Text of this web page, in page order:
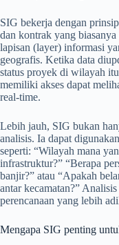
SIG bekerja dengan
dan kontrak yang
lapisan (layer) informasi
geografis. Ketika data
status proyek di wilayah
memiliki akses dapat
real-time.
Lebih jauh, SIG bukan
analisis. Ia dapat
seperti: “Wilayah mana
infrastruktur?” “Berapa
banjir?” atau “Apakah
antar kecamatan?”
perencanaan yang lebih
Mengapa SIG penting